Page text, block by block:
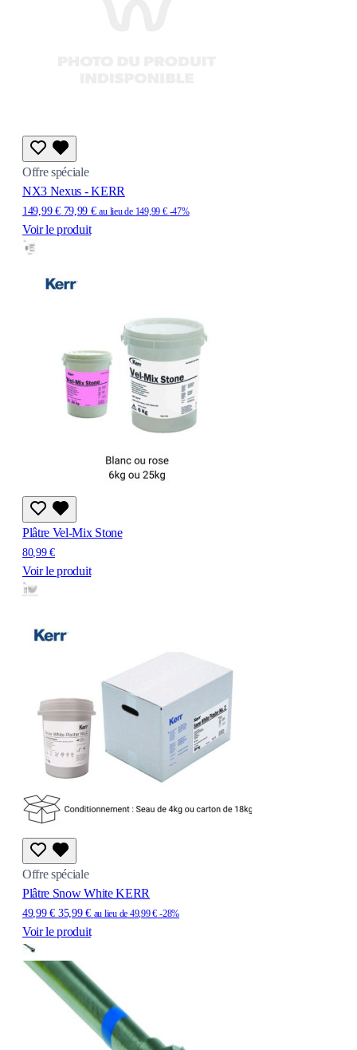
Offre spéciale
NX3 Nexus - KERR
149,99 € 79,99 € au lieu de 149,99 € -47%
Voir le produit
Plâtre Vel-Mix Stone
80,99 €
Voir le produit
Offre spéciale
Plâtre Snow White KERR
49,99 € 35,99 € au lieu de 49,99 € -28%
Voir le produit